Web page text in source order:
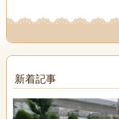
新着記事